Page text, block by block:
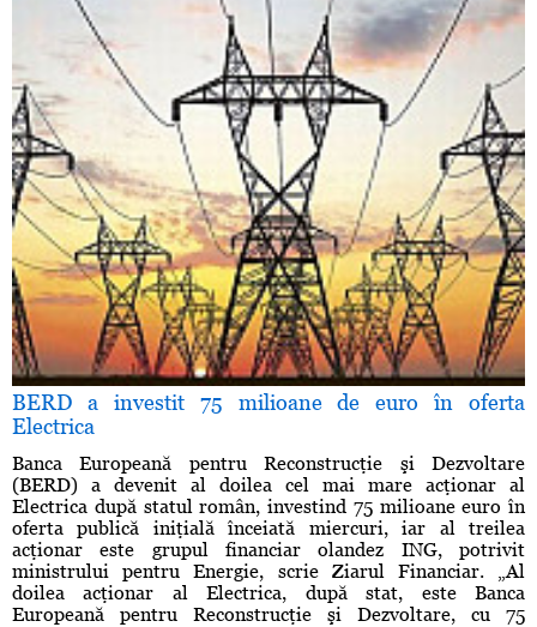
BERD a investit 75 milioane de euro în oferta
Electrica
Banca Europeană pentru Reconstrucţie şi Dezvoltare
(BERD) a devenit al doilea cel mai mare acţionar al
Electrica după statul român, investind 75 milioane euro în
oferta publică iniţială înceiată miercuri, iar al treilea
acţionar este grupul financiar olandez ING, potrivit
ministrului pentru Energie, scrie Ziarul Financiar. „Al
doilea acţionar al Electrica, după stat, este Banca
Europeană pentru Reconstrucţie şi Dezvoltare, cu 75